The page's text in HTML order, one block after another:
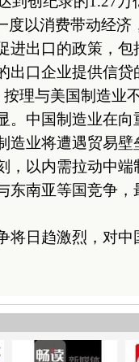
度以消费带动经
进出口的政策，
出口企业提供信贷
理与美国制造业
。中国制造业在
造业将遭遇贸易
，以内需拉动中
东南亚等国竞争
日趋激烈，对中